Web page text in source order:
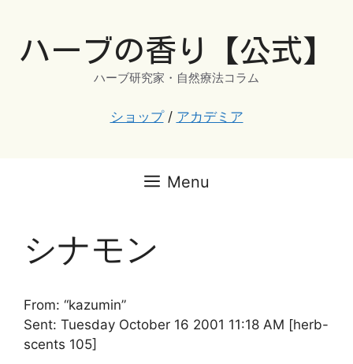
ハーブの香り【公式】
ハーブ研究家・自然療法コラム
ショップ/ アカデミア
Menu
シナモン
From: “kazumin”
Sent: Tuesday October 16 2001 11:18 AM [herb-
scents 105]